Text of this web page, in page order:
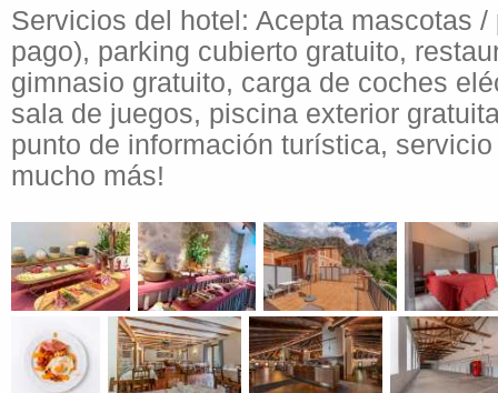
Servicios del hotel: Acepta mascotas /
pago), parking cubierto gratuito,
gimnasio gratuito, carga de coches
sala de juegos, piscina exterior
punto de información turística,
mucho más!